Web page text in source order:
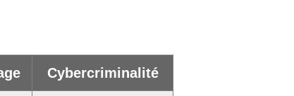
Cybercriminalité